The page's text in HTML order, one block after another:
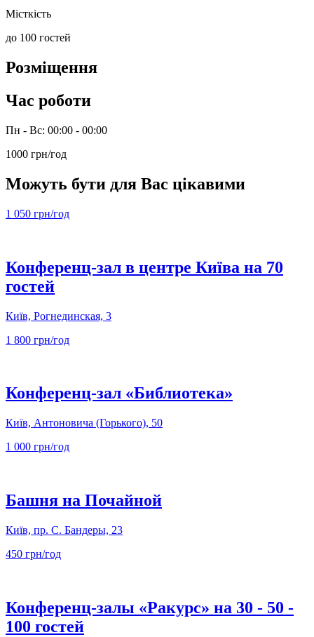
Місткість
до 100 гостей
Розміщення
Час роботи
Пн - Вс: 00:00 - 00:00
1000 грн/год
Можуть бути для Вас цікавими
1 050 грн/год
Конференц-зал в центре Київа на 70
гостей
Київ, Рогнединская, 3
1 800 грн/год
Конференц-зал «Библиотека»
Київ, Антоновича (Горького), 50
1 000 грн/год
Башня на Почайной
Київ, пр. С. Бандеры, 23
450 грн/год
Конференц-залы «Ракурс» на 30 - 50 -
100 гостей